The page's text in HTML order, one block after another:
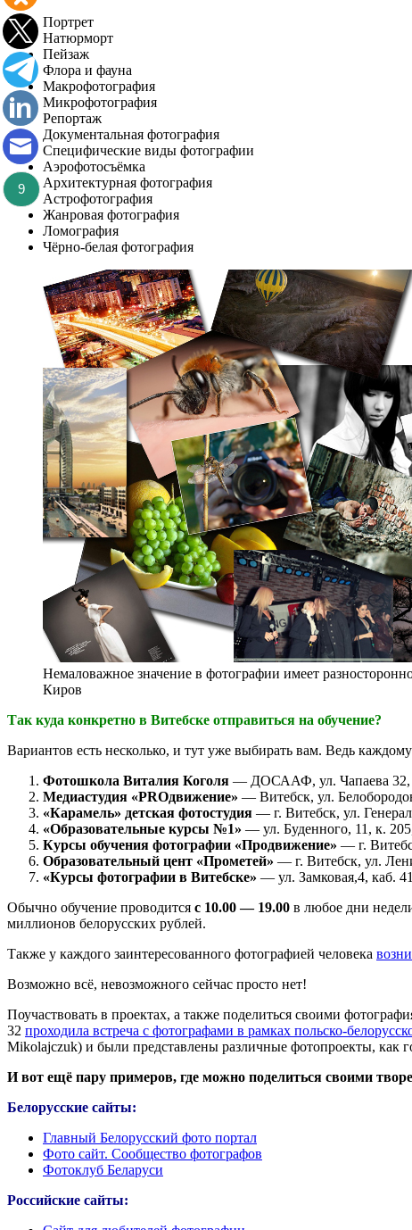
Портрет
Натюрморт
Пейзаж
Флора и фауна
Макрофотография
Микрофотография
Репортаж
Документальная фотография
Специфические виды фотографии
Аэрофотосъёмка
Архитектурная фотография
Астрофотография
Жанровая фотография
Ломография
Чёрно-белая фотография
Немаловажное значение в фотографии имеет
Киров
Так куда конкретно в Витебске отправиться на обучение?
Вариантов есть несколько, и тут уже выбирать вам. Ведь
Фотошкола Виталия Коголя — ДОСААФ, ул. Чапаева 32,
Медиастудия «PROдвижение» — Витебск, ул.
«Карамель» детская фотостудия — г. Витебск, ул.
«Образовательные курсы №1» — ул. Буденного, 11, к.
Курсы обучения фотографии «Продвижение» — г.
Образовательный цент «Прометей» — г. Витебск, ул.
«Курсы фотографии в Витебске» — ул. Замковая,4, каб.
Обычно обучение проводится с 10.00 — 19.00 в любое дни
миллионов белорусских рублей.
Также у каждого заинтересованного фотографией человека
Возможно всё, невозможного сейчас просто нет!
Поучаствовать в проектах, а также поделиться своими
32 проходила встреча с фотографами в рамках польско-
Mikolajczuk) и были представлены различные фотопроекты, как
И вот ещё пару примеров, где можно поделиться своими
Белорусские сайты:
Главный Белорусский фото портал
Фото сайт. Сообщество фотографов
Фотоклуб Беларуси
Российские сайты:
9